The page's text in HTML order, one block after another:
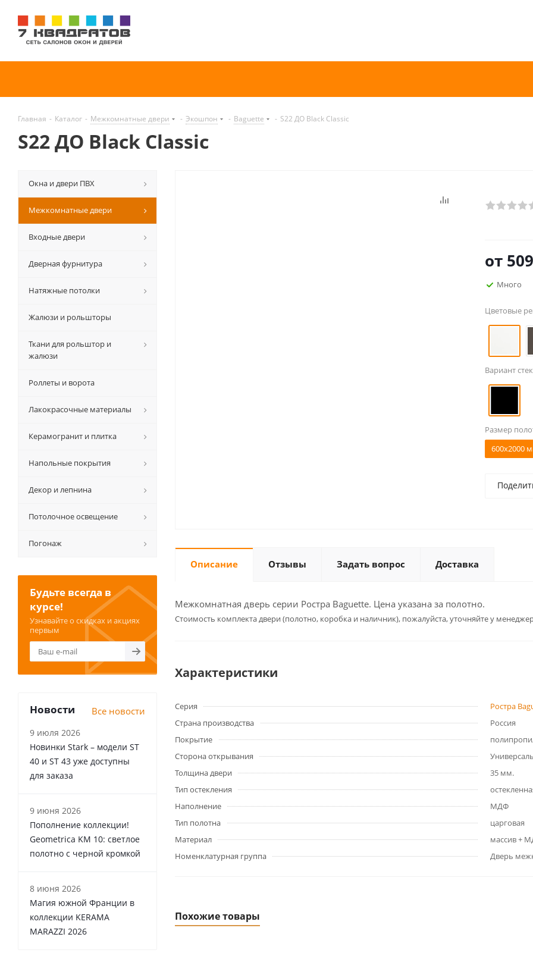
Главная - Каталог - Межкомнатные двери - Экошпон - Baguette - S22 ДО Black Classic
S22 ДО Black Classic
от
Много
Цветовые
Вариант
Размер
600x2000
Описание Отзывы Задать вопрос Доставка
Межкомнатная дверь серии Ростра Baguette. Цена указана за полотно.
Cтоимость комплекта двери (полотно, коробка и наличник), пожалуйста, уточняйте у
Характеристики
Серия
Ростра
Страна производства
Россия
Покрытие
Сторона открывания
Толщина двери
35 мм.
Тип остекления
Наполнение
МДФ
Тип полотна
царговая
Материал
массив +
Номенклатурная группа
Дверь
Похожие товары
Окна и двери ПВХ
Межкомнатные двери
Входные двери
Дверная фурнитура
Натяжные потолки
Жалюзи и рольшторы
Ткани для рольштор и
жалюзи
Роллеты и ворота
Лакокрасочные материалы
Керамогранит и плитка
Напольные покрытия
Декор и лепнина
Потолочное освещение
Погонаж
Будьте всегда в
курсе!
Узнавайте о скидках и акциях
первым
Новости Все новости
9 июля 2026
Новинки Stark – модели ST
40 и ST 43 уже доступны
для заказа
9 июня 2026
Пополнение коллекции!
Geometrica KM 10: светлое
полотно с черной кромкой
8 июня 2026
Магия южной Франции в
коллекции KERAMA
MARAZZI 2026